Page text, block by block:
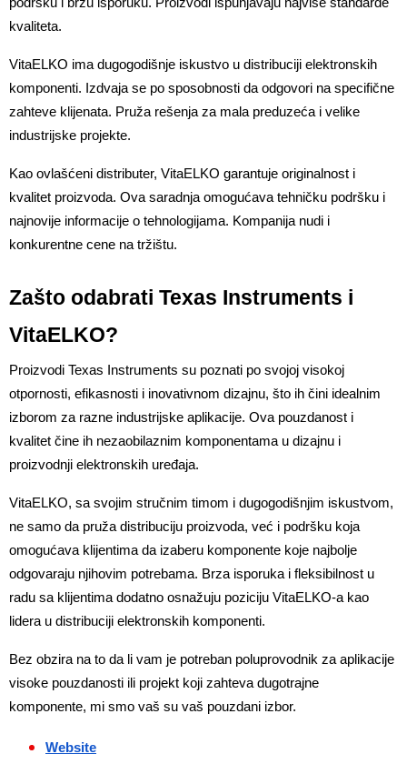
podršku i brzu isporuku. Proizvodi ispunjavaju najviše standarde
kvaliteta.
VitaELKO ima dugogodišnje iskustvo u distribuciji elektronskih
komponenti. Izdvaja se po sposobnosti da odgovori na specifične
zahteve klijenata. Pruža rešenja za mala preduzeća i velike
industrijske projekte.
Kao ovlašćeni distributer, VitaELKO garantuje originalnost i
kvalitet proizvoda. Ova saradnja omogućava tehničku podršku i
najnovije informacije o tehnologijama. Kompanija nudi i
konkurentne cene na tržištu.
Zašto odabrati Texas Instruments i
VitaELKO?
Proizvodi Texas Instruments su poznati po svojoj visokoj
otpornosti, efikasnosti i inovativnom dizajnu, što ih čini idealnim
izborom za razne industrijske aplikacije. Ova pouzdanost i
kvalitet čine ih nezaobilaznim komponentama u dizajnu i
proizvodnji elektronskih uređaja.
VitaELKO, sa svojim stručnim timom i dugogodišnjim iskustvom,
ne samo da pruža distribuciju proizvoda, već i podršku koja
omogućava klijentima da izaberu komponente koje najbolje
odgovaraju njihovim potrebama. Brza isporuka i fleksibilnost u
radu sa klijentima dodatno osnažuju poziciju VitaELKO-a kao
lidera u distribuciji elektronskih komponenti.
Bez obzira na to da li vam je potreban poluprovodnik za aplikacije
visoke pouzdanosti ili projekt koji zahteva dugotrajne
komponente, mi smo vaš su vaš pouzdani izbor.
Website